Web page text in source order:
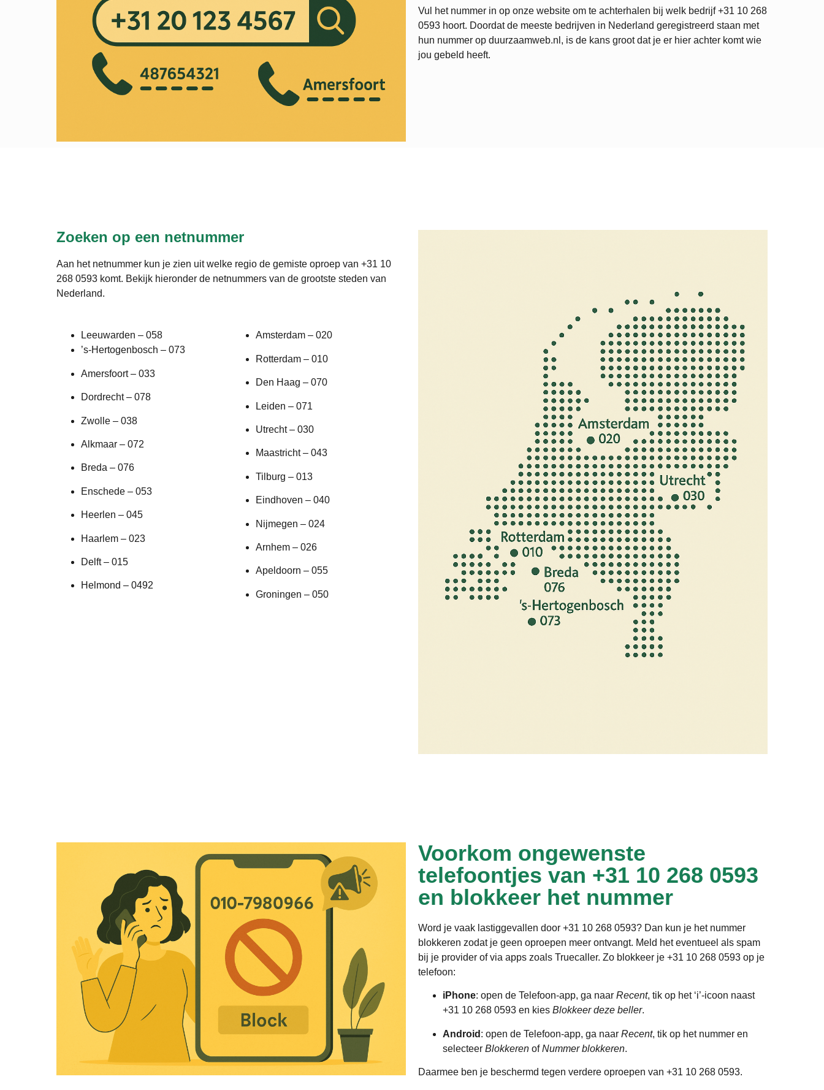
Vul het nummer in op onze website om te achterhalen bij welk bedrijf+31 10 268
0593 hoort. Doordat de meeste bedrijven in Nederland geregistreerd staan met
hun nummer op duurzaamweb.nl, is de kans groot dat je er hier achter komt wie
jou gebeld heeft.
Zoeken op een netnummer
Aan het netnummer kun je zien uit welke regio de gemiste oproep van +31 10
268 0593 komt. Bekijk hieronder de netnummers van de grootste steden van
Nederland.
Leeuwarden – 058
’s-Hertogenbosch – 073
Amersfoort – 033
Dordrecht – 078
Zwolle – 038
Alkmaar – 072
Breda – 076
Enschede – 053
Heerlen – 045
Haarlem – 023
Delft – 015
Helmond – 0492
Amsterdam – 020
Rotterdam – 010
Den Haag – 070
Leiden – 071
Utrecht – 030
Maastricht – 043
Tilburg – 013
Eindhoven – 040
Nijmegen – 024
Arnhem – 026
Apeldoorn – 055
Groningen – 050
Voorkom ongewenste
telefoontjes van +31 10 268 0593
en blokkeer het nummer
Word je vaak lastiggevallen door +31 10 268 0593? Dan kun je het nummer
blokkeren zodat je geen oproepen meer ontvangt. Meld het eventueel als spam
bij je provider of via apps zoals Truecaller. Zo blokkeer je +31 10 268 0593 op je
telefoon:
iPhone: open de Telefoon-app, ga naar Recent, tik op het ‘i’-icoon naast
+31 10 268 0593 en kies Blokkeer deze beller.
Android : open de Telefoon-app, ga naar Recent, tik op het nummer en
selecteer Blokkeren ofNummer blokkeren.
Daarmee ben je beschermd tegen verdere oproepen van +31 10 268 0593.